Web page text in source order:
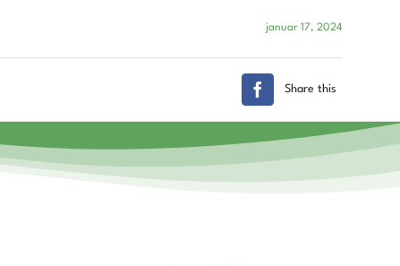
januar 17, 2024
Share this